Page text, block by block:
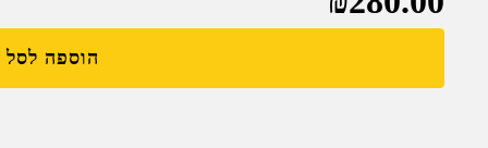
הוספה לסל